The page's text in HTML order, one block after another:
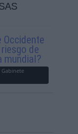
Occidente
de
mundial?
Gabinete